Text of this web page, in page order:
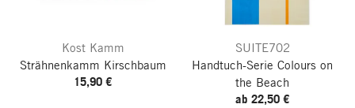
Kost Kamm
Strähnenkamm Kirschbaum
15,90 €
SUITE702
Handtuch-Serie Colours on
the Beach
ab 22,50 €